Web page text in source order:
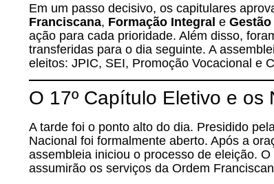
Em um passo decisivo, os capitulares
Franciscana, Formação Integral e
ação para cada prioridade. Além disso,
transferidas para o dia seguinte. A
eleitos: JPIC, SEI, Promoção Vocacional e
O 17º Capítulo Eletivo e os
A tarde foi o ponto alto do dia. Presidido
Nacional foi formalmente aberto. Após a
assembleia iniciou o processo de eleição.
assumirão os serviços da Ordem